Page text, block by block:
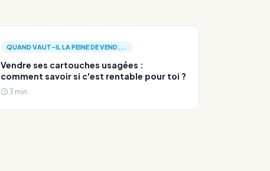
QUAND VAUT-IL LA PEINE DE VEND...
Vendre ses cartouches usagées :
comment savoir si c'est rentable pour toi ?
3 min